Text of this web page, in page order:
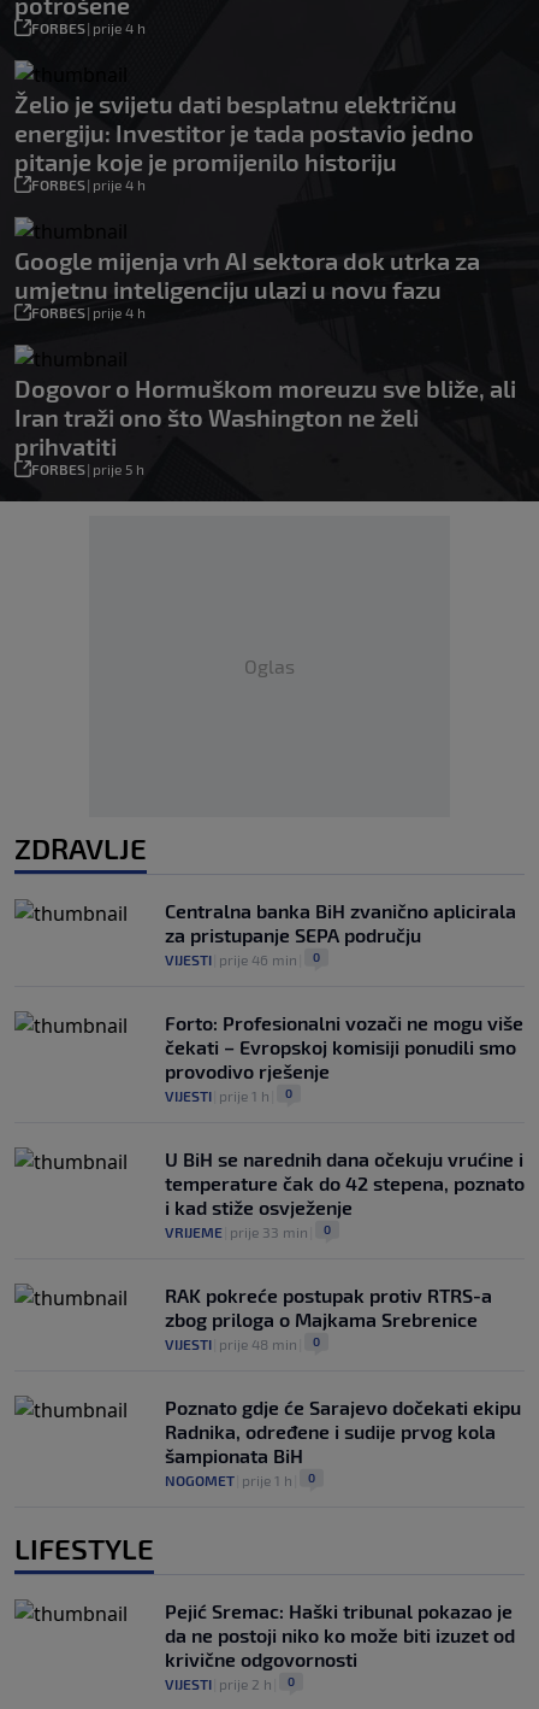
FORBES| prije 4 h
Želio je svijetu dati besplatnu električnu
energiju: Investitor je tada postavio jedno
pitanje koje je promijenilo historiju
FORBES| prije 4 h
Google mijenja vrh AI sektora dok utrka za
umjetnu inteligenciju ulazi u novu fazu
FORBES| prije 4 h
Dogovor o Hormuškom moreuzu sve bliže, ali
Iran traži ono što Washington ne želi
prihvatiti
FORBES| prije 5 h
Oglas
ZDRAVLJE
Centralna banka BiH zvanično aplicirala
za pristupanje SEPA području
VIJESTI prije 46 min 0
Forto: Profesionalni vozači ne mogu više
čekati – Evropskoj komisiji ponudili smo
provodivo rješenje
VIJESTI prije 1 h 0
U BiH se narednih dana očekuju vrućine i
temperature čak do 42 stepena, poznato
i kad stiže osvježenje
VRIJEME prije 33 min 0
RAK pokreće postupak protiv RTRS-a
zbog priloga o Majkama Srebrenice
VIJESTI prije 48 min 0
Poznato gdje će Sarajevo dočekati ekipu
Radnika, određene i sudije prvog kola
šampionata BiH
NOGOMET prije 1 h 0
LIFESTYLE
Pejić Sremac: Haški tribunal pokazao je
da ne postoji niko ko može biti izuzet od
krivične odgovornosti
VIJESTI prije 2 h 0